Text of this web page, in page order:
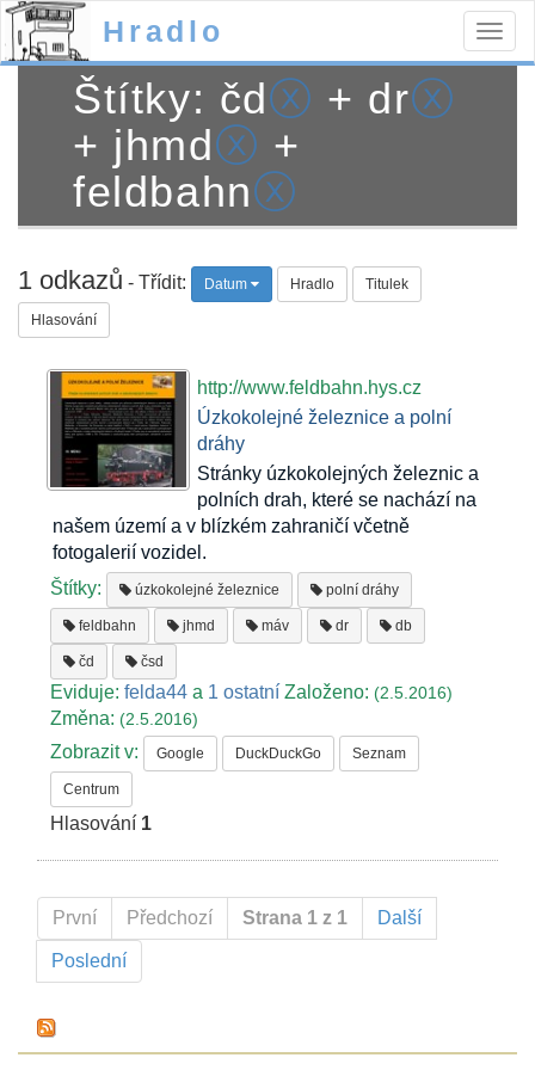
Hradlo
Štítky: čdⓧ + drⓧ
+ jhmdⓧ +
feldbahnⓧ
1 odkazů - Třídit: Datum Hradlo Titulek
Hlasování
http://www.feldbahn.hys.cz
Úzkokolejné železnice a polní
dráhy
Stránky úzkokolejných železnic a
polních drah, které se nachází na
našem území a v blízkém zahraničí včetně
fotogalerií vozidel.
Štítky:
úzkokolejné železnice polní dráhy
feldbahn jhmd máv dr db
čd čsd
Eviduje:felda44 a 1 ostatní Založeno:(2.5.2016)
Změna:(2.5.2016)
Zobrazit v: Google DuckDuckGo Seznam
Centrum
Hlasování 1
První Předchozí Strana 1 z 1 Další
Poslední